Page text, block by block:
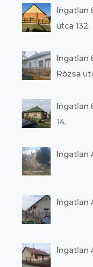
Ingatlan
utca 132.
Ingatlan
Rózsa
Ingatlan
14.
Ingatlan
Ingatlan
Ingatlan